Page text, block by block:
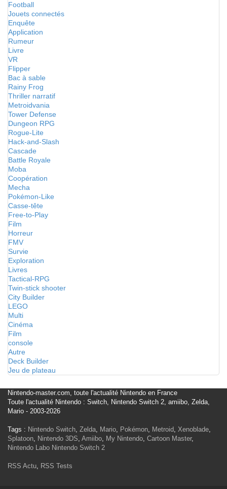
Football
Jouets connectés
Enquête
Application
Rumeur
Livre
VR
Flipper
Bac à sable
Rainy Frog
Thriller narratif
Metroidvania
Tower Defense
Dungeon RPG
Rogue-Lite
Hack-and-Slash
Cascade
Battle Royale
Moba
Coopération
Mecha
Pokémon-Like
Casse-tête
Free-to-Play
Film
Horreur
FMV
Survie
Exploration
Livres
Tactical-RPG
Twin-stick shooter
City Builder
LEGO
Multi
Cinéma
Film
console
Autre
Deck Builder
Jeu de plateau
Nintendo-master.com, toute l'actualité Nintendo en France
Toute l'actualité Nintendo : Switch, Nintendo Switch 2, amiibo, Zelda,
Mario - 2003-2026
Tags : Nintendo Switch, Zelda, Mario, Pokémon, Metroid, Xenoblade,
Splatoon, Nintendo 3DS, Amiibo, My Nintendo, Cartoon Master,
Nintendo Labo Nintendo Switch 2
RSS Actu, RSS Tests